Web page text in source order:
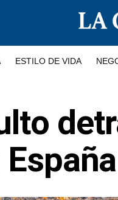
ESTILO DE VIDA